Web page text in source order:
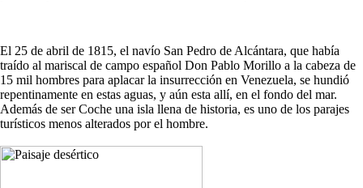
El 25 de abril de 1815, el navío San Pedro de Alcántara, que había
traído al mariscal de campo español Don Pablo Morillo a la cabeza de
15 mil hombres para aplacar la insurrección en Venezuela, se hundió
repentinamente en estas aguas, y aún esta allí, en el fondo del mar.
Además de ser Coche una isla llena de historia, es uno de los parajes
turísticos menos alterados por el hombre.